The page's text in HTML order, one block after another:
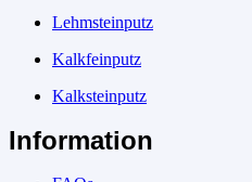
Lehmsteinputz
Kalkfeinputz
Kalksteinputz
Information